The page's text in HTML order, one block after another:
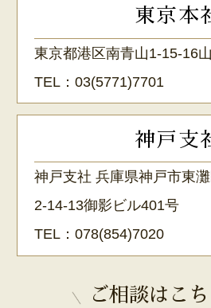
東京本
東京都港区南青山1-15-16
TEL：03(5771)7701
神戸支
神戸支社 兵庫県神戸市東
2-14-13御影ビル401号
TEL：078(854)7020
ご相談はこ